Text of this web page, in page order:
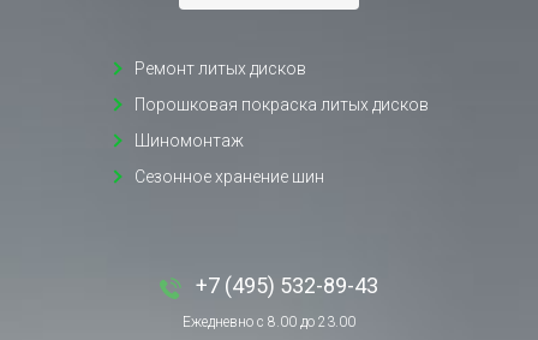
Ремонт литых дисков
Порошковая покраска литых дисков
Шиномонтаж
Сезонное хранение шин
+7 (495) 532-89-43
Ежедневно с 8.00 до 23.00